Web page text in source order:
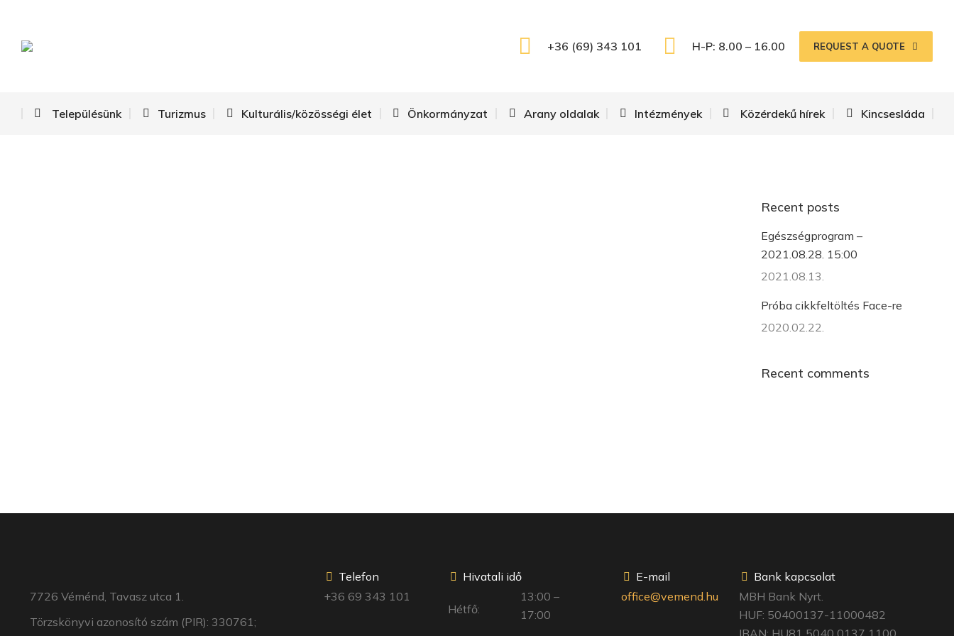
+36 (69) 343 101 H-P: 8.00 – 16.00 REQUEST A QUOTE
Településünk Turizmus Kulturális/közösségi élet Önkormányzat Arany oldalak Intézmények Közérdekű hírek Kincsesláda
Recent posts
Egészségprogram –
2021.08.28. 15:00
2021.08.13.
Próba cikkfeltöltés Face-re
2020.02.22.
Recent comments
7726 Véménd, Tavasz utca 1.
Törzskönyvi azonosító szám (PIR): 330761;
Telefon
+36 69 343 101
Hivatali idő
Hétfő:
13:00 –
17:00
E-mail
office@vemend.hu
Bank kapcsolat
MBH Bank Nyrt.
HUF: 50400137-11000482
IBAN: HU81 5040 0137 1100